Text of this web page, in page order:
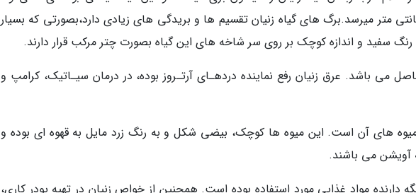
میباشد که ارتفاعش تا 90 سانتی متر میرسد.برگ های گیاه زنیان تقسیم ها و بریدگی های زیادی دارد،بصورتی که بسیار
سفید و اندازه کوچک بر روی سر شاخه های این گیاه بصورت چتر مرکب قرار دارند.
می باشد. عرق زنیان رفع نماینده دردهـای آرتـروز بوده، در درمان سیـاتیک، کرامپ و
میوه های آن است. این میوه ها کوچک، بیضی شکل و به رنگ زرد مایل به قهوه ای بوده و
آویشن می باشند.
دارنده مواد غذایی مورد استفاده بوده است. همچنین از خواص زنیان در تهیه پودر کاری،